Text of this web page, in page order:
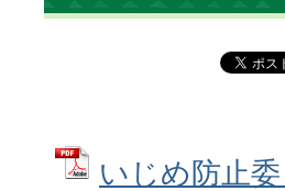
いじめ防止